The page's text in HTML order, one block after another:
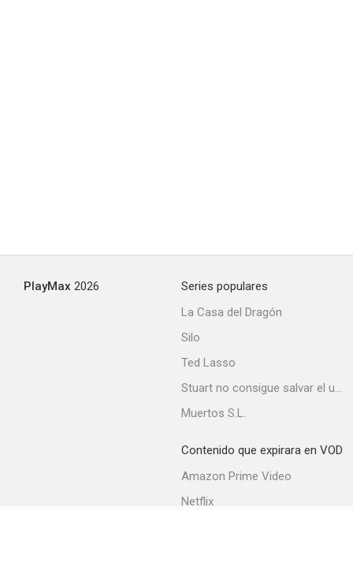
PlayMax 2026
Series populares
La Casa del Dragón
Silo
Ted Lasso
Stuart no consigue salvar el universo
Muertos S.L.
Contenido que expirara en VOD
Amazon Prime Video
Netflix